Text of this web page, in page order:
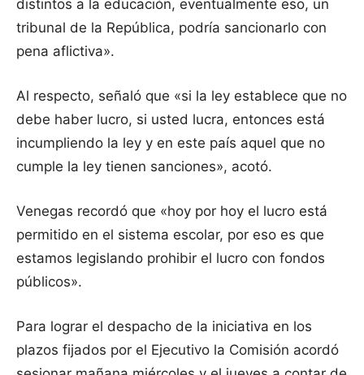
distintos a la educación, eventualmente eso, un
tribunal de la República, podría sancionarlo con
pena aflictiva».
Al respecto, señaló que «si la ley establece que no
debe haber lucro, si usted lucra, entonces está
incumpliendo la ley y en este país aquel que no
cumple la ley tienen sanciones», acotó.
Venegas recordó que «hoy por hoy el lucro está
permitido en el sistema escolar, por eso es que
estamos legislando prohibir el lucro con fondos
públicos».
Para lograr el despacho de la iniciativa en los
plazos fijados por el Ejecutivo la Comisión acordó